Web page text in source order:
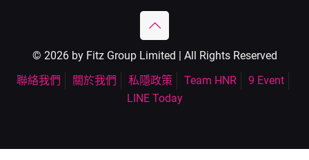
© 2026 by Fitz Group Limited | All Rights Reserved
聯絡我們
關於我們 私隱政策 Team HNR
9 Event
LINE Today